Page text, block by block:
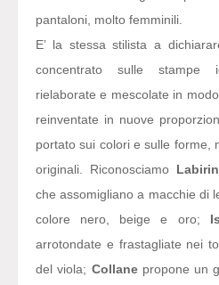
pantaloni, molto femminili.
E’ la stessa stilista a
concentrato sulle stampe
rielaborate e mescolate in
reinventate in nuove
portato sui colori e sulle forme,
originali. Riconosciamo
che assomigliano a macchie di
colore nero, beige e oro;
arrotondate e frastagliate nei
del viola; Collanepropone un